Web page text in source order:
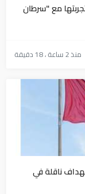
مع "سرطان
منذ 2 ساعة ، 18 دقيقة
ناقلة في